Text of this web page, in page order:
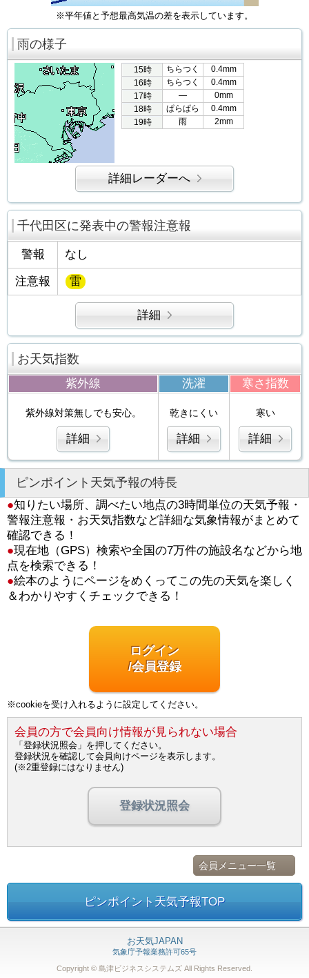
※平年値と予想最高気温の差を表示しています。
雨の様子
15時 ちらつく
0.4mm
16時
ちらつく
0.4mm
17時
―
0mm
18時
ぱらぱら
0.4mm
19時
雨 2mm
詳細レーダーへ
千代田区に発表中の警報注意報
警報 なし
注意報 雷
詳細
お天気指数
紫外線 洗濯 寒さ指数
紫外線対策無しでも安心。
詳細
乾きにくい
詳細
寒い
詳細
ピンポイント天気予報の特長
●知りたい場所、調べたい地点の3時間単位の天気予報・
警報注意報・お天気指数など詳細な気象情報がまとめて
確認できる！
●現在地（GPS）検索や全国の7万件の施設名などから地
点を検索できる！
●絵本のようにページをめくってこの先の天気を楽しく
＆わかりやすくチェックできる！
ログイン
/会員登録
※cookieを受け入れるように設定してください。
会員の方で会員向け情報が見られない場合
「登録状況照会」を押してください。
登録状況を確認して会員向けページを表示します。
(※2重登録にはなりません)
登録状況照会
会員メニュー一覧
ピンポイント天気予報TOP
お天気JAPAN
気象庁予報業務許可65号
Copyright © 島津ビジネスシステムズ All Rights Reserved.